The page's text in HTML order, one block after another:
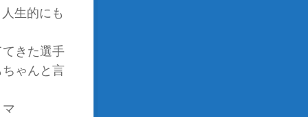
生的にも
きた選手
ゃんと言